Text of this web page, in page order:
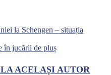
la Schengen – situația
în jucării de pluș
ACELAȘI AUTOR